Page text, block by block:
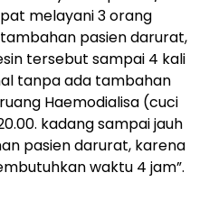
melayani 3 orang
pasien darurat,
tersebut sampai 4 kali
tanpa ada tambahan
Haemodialisa (cuci
kadang sampai jauh
pasien darurat, karena
waktu 4 jam”.